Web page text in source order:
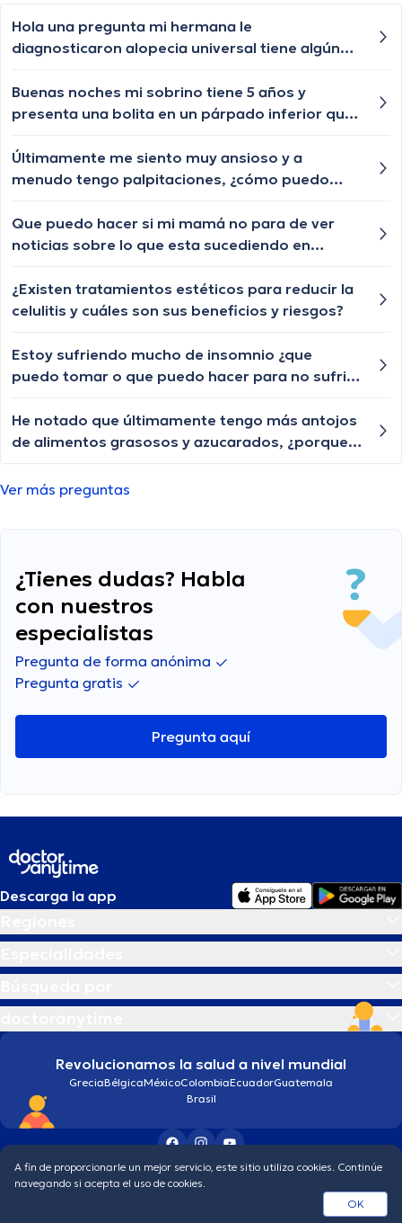
Hola una pregunta mi hermana le
diagnosticaron alopecia universal tiene algún
las cejas y pestañas , aunque ya le están
creciendo de a poquito pero lento y chiquititos
pestañas igual algún tratamiento q le ayude a
crecer o esa enfermedad ya no tiene
Buenas noches mi sobrino tiene 5 años y
presenta una bolita en un párpado inferior que
vuelve aparecer, qué especialista nos puede
ayudar?
Últimamente me siento muy ansioso y a
menudo tengo palpitaciones, ¿cómo puedo
y qué puedo hacer al respecto?
Que puedo hacer si mi mamá no para de ver
noticias sobre lo que esta sucediendo en
asustada? como puedo ayudarla? nos está
asustando a todos
¿Existen tratamientos estéticos para reducir la
celulitis y cuáles son sus beneficios y riesgos?
Estoy sufriendo mucho de insomnio ¿que
puedo tomar o que puedo hacer para no sufrir
He notado que últimamente tengo más antojos
de alimentos grasosos y azucarados, ¿porque
Ver más preguntas
¿Tienes dudas? Habla
con nuestros
especialistas
Pregunta de forma anónima
Pregunta gratis
Pregunta aquí
Descarga la app
Revolucionamos la salud a nivel mundial
GreciaBélgicaMéxicoColombiaEcuadorGuatemala
Brasil
Condiciones generales
Política de protección de los datos personales
A fin de proporcionarle un mejor servicio, este sitio utiliza cookies. Continúe
navegando si acepta el uso de cookies.
OK